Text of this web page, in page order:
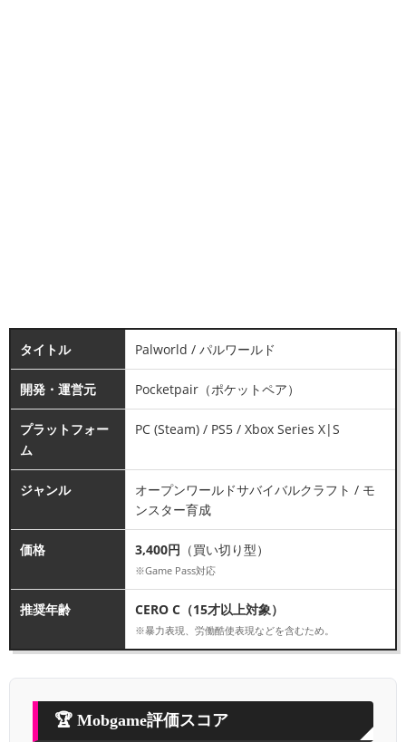
タイトル Palworld / パルワールド
開発・運営元 Pocketpair（ポケットペア）
プラットフォー
ム
PC (Steam) / PS5 / Xbox Series X|S
ジャンル
オープンワールドサバイバルクラフト / モ
ンスター育成
価格 3,400円 （買い切り型）
※Game Pass対応
推奨年齢 CERO C（15才以上対象）
※暴力表現、労働酷使表現などを含むため。
🏆 Mobgame評価スコア